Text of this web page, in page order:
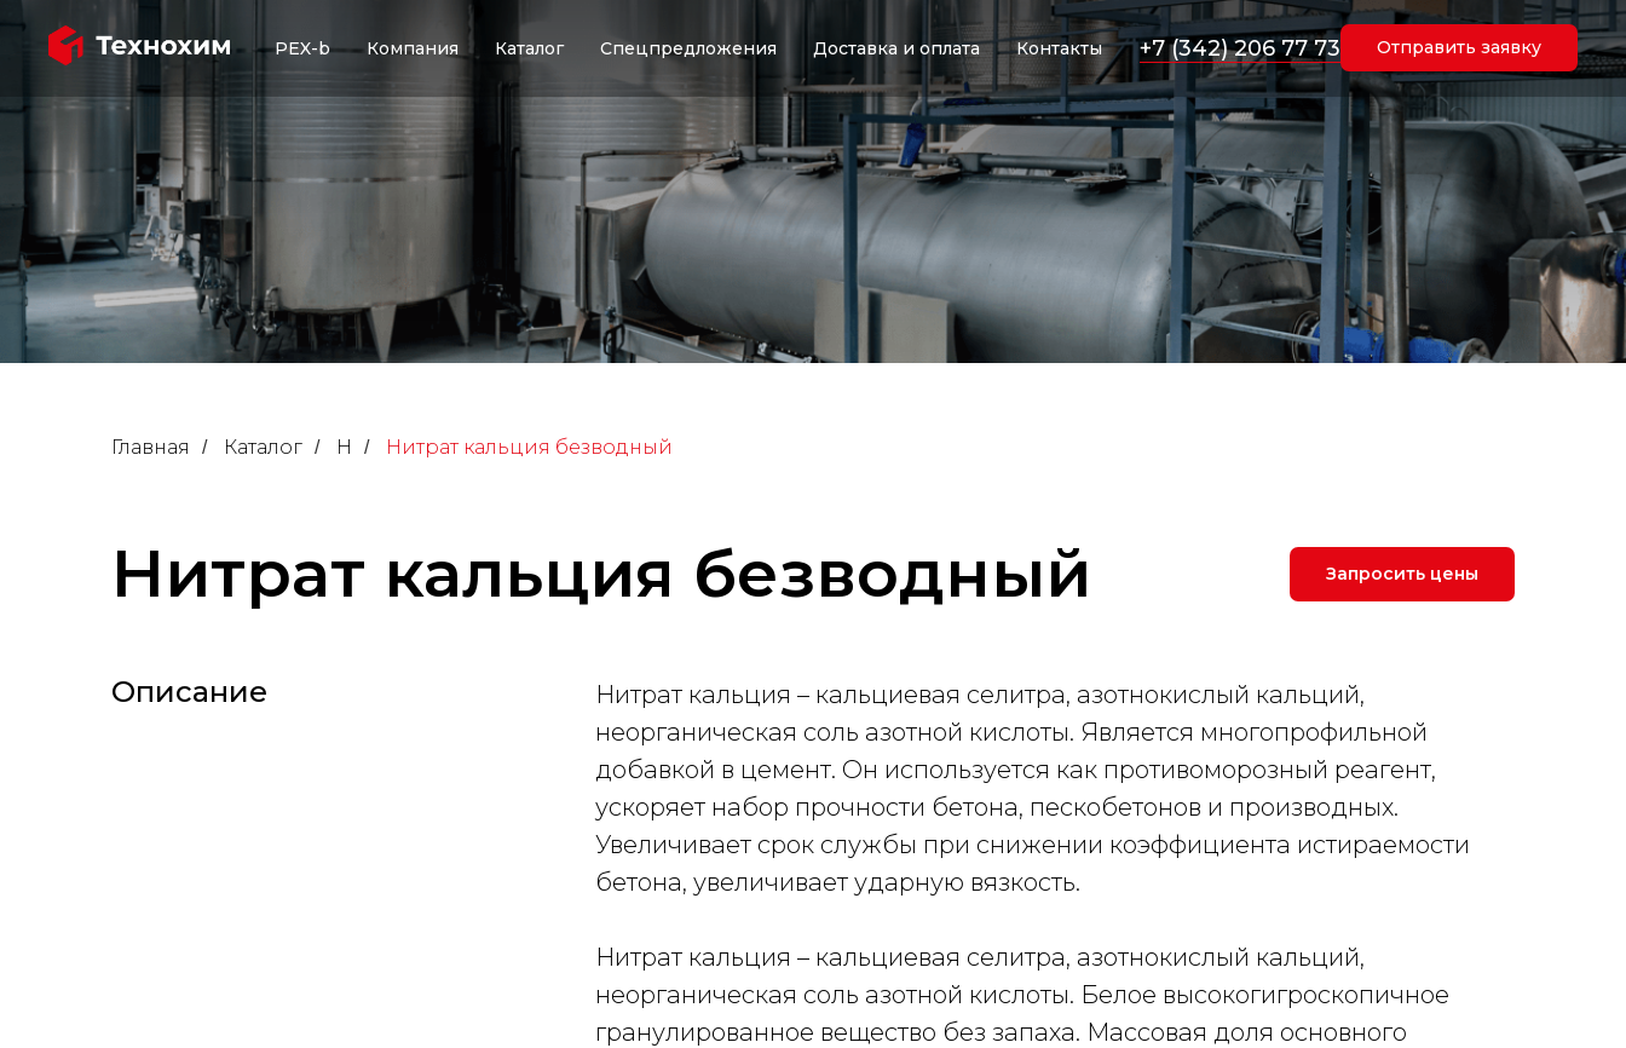
PEX-b Компания Каталог Спецпредложения Доставка и оплата Контакты +7 (342) 206 77 73 Отправить заявку
Главная / Каталог / Н / Нитрат кальция безводный
Нитрат кальция безводный Запросить цены
Описание
Нитрат кальция – кальциевая селитра, азотнокислый кальций,
неорганическая соль азотной кислоты. Является многопрофильной
добавкой в цемент. Он используется как противоморозный реагент,
ускоряет набор прочности бетона, пескобетонов и производных.
Увеличивает срок службы при снижении коэффициента истираемости
бетона, увеличивает ударную вязкость.
Нитрат кальция – кальциевая селитра, азотнокислый кальций,
неорганическая соль азотной кислоты. Белое высокогигроскопичное
гранулированное вещество без запаха. Массовая доля основного